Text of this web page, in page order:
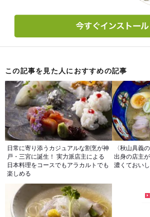
この記事を見た人におすすめの記事
日常に寄り添うカジュアルな割烹が神
戸・三宮に誕生！ 実力派店主による
日本料理をコースでもアラカルトでも
楽しめる
〈秋山具義
出身の店主
濃くておい